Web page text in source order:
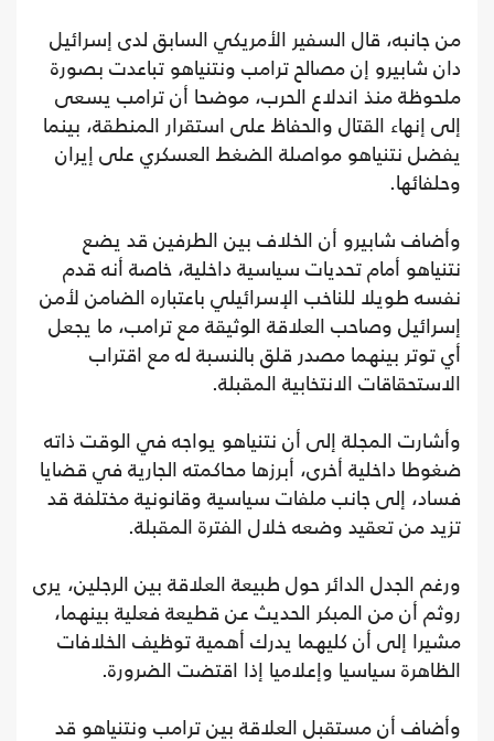
من جانبه، قال السفير الأمريكي السابق لدى إسرائيل
دان شابيرو إن مصالح ترامب ونتنياهو تباعدت بصورة
ملحوظة منذ اندلاع الحرب، موضحا أن ترامب يسعى
إلى إنهاء القتال والحفاظ على استقرار المنطقة، بينما
يفضل نتنياهو مواصلة الضغط العسكري على إيران
وحلفائها.
وأضاف شابيرو أن الخلاف بين الطرفين قد يضع
نتنياهو أمام تحديات سياسية داخلية، خاصة أنه قدم
نفسه طويلا للناخب الإسرائيلي باعتباره الضامن لأمن
إسرائيل وصاحب العلاقة الوثيقة مع ترامب، ما يجعل
أي توتر بينهما مصدر قلق بالنسبة له مع اقتراب
الاستحقاقات الانتخابية المقبلة.
وأشارت المجلة إلى أن نتنياهو يواجه في الوقت ذاته
ضغوطا داخلية أخرى، أبرزها محاكمته الجارية في قضايا
فساد، إلى جانب ملفات سياسية وقانونية مختلفة قد
تزيد من تعقيد وضعه خلال الفترة المقبلة.
ورغم الجدل الدائر حول طبيعة العلاقة بين الرجلين، يرى
روثم أن من المبكر الحديث عن قطيعة فعلية بينهما،
مشيرا إلى أن كليهما يدرك أهمية توظيف الخلافات
الظاهرة سياسيا وإعلاميا إذا اقتضت الضرورة.
وأضاف أن مستقبل العلاقة بين ترامب ونتنياهو قد